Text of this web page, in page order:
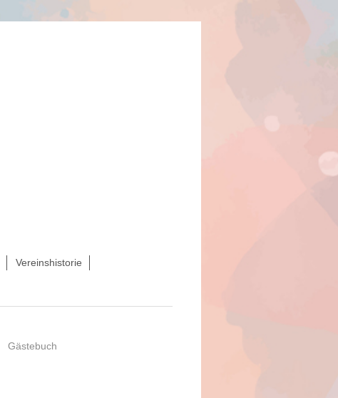
Vereinshistorie
Gästebuch